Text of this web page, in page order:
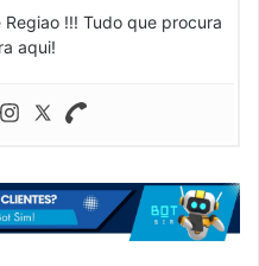
!!! Tudo que procura
aqui!